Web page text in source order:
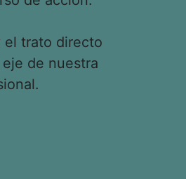
el trato directo
de nuestra